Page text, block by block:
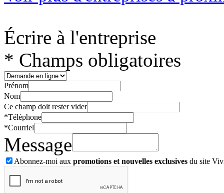
Écrire à l'entreprise
* Champs obligatoires
Prénom
Nom
Ce champ doit rester vider
*Téléphone
*Courriel
Message
Abonnez-moi aux promotions et nouvelles exclusives du site